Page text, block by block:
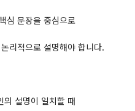
심 문장을 중심으로
리적으로 설명해야 합니다.
의 설명이 일치할 때